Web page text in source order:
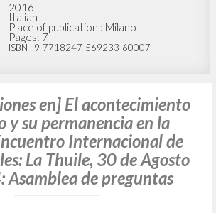
2016
Italian
Place of publication : Milano
Pages: 7
ISBN : 9-7718247-569233-60007
en] El acontecimiento
y su permanencia en la
Internacional de
La Thuile, 30 de Agosto
Asamblea de preguntas